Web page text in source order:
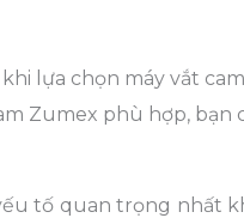
lựa chọn máy vắt
Zumex phù hợp, bạn
tố quan trọng nhất